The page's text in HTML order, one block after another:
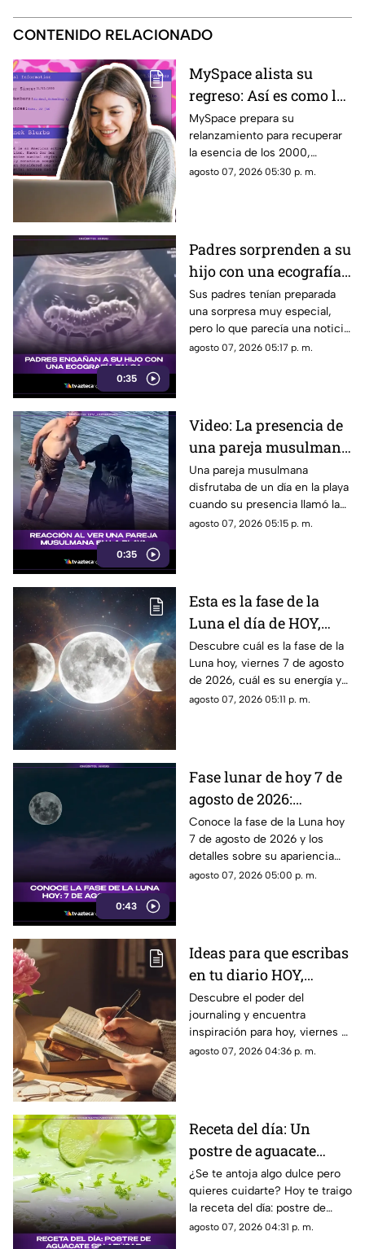
CONTENIDO RELACIONADO
MySpace alista su
regreso: Así es como la
icónica red social
busca volver y revivir
la esencia de los años
2000
MySpace prepara su
relanzamiento para recuperar
la esencia de los 2000,
conectando a músicos y
agosto 07, 2026 05:30 p. m.
0:35
Padres sorprenden a su
hijo con una ecografía
falsa y su reacción se
vuelve inolvidable
Sus padres tenían preparada
una sorpresa muy especial,
pero lo que parecía una noticia
increíble terminó siendo una
agosto 07, 2026 05:17 p. m.
0:35
Video: La presencia de
una pareja musulmana
en la playa provoca
reacciones
Una pareja musulmana
disfrutaba de un día en la playa
cuando su presencia llamó la
atención de los presentes.
agosto 07, 2026 05:15 p. m.
Esta es la fase de la
Luna el día de HOY,
viernes 7 de agosto de
2026: ¿Cómo se verá el
astro durante la noche?
Descubre cuál es la fase de la
Luna hoy, viernes 7 de agosto
de 2026, cuál es su energía y
cómo nos podría afectar.
agosto 07, 2026 05:11 p. m.
0:43
Fase lunar de hoy 7 de
agosto de 2026:
descubre cómo luce la
Luna y su significado
Conoce la fase de la Luna hoy
7 de agosto de 2026 y los
detalles sobre su apariencia
durante esta jornada.
agosto 07, 2026 05:00 p. m.
Ideas para que escribas
en tu diario HOY,
viernes 7 de junio de
2026: Usa este journal
prompt y termina tu
día lleno de gratitud
Descubre el poder del
journaling y encuentra
inspiración para hoy, viernes 7
de junio de 2026. Un prompt
agosto 07, 2026 04:36 p. m.
Receta del día: Un
postre de aguacate
saludable y sin azúcar
¿Se te antoja algo dulce pero
quieres cuidarte? Hoy te traigo
la receta del día: postre de
aguacate sin azúcar que te va
agosto 07, 2026 04:31 p. m.